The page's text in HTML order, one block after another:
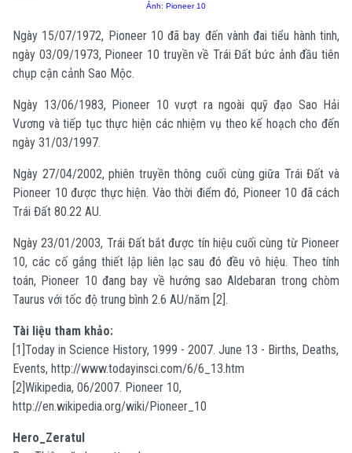
Ảnh: Pioneer 10
Ngày 15/07/1972, Pioneer 10 đã bay đến vành đai tiểu hành tinh,
ngày 03/09/1973, Pioneer 10 truyền về Trái Đất bức ảnh đầu tiên
chụp cận cảnh Sao Mộc.
Ngày 13/06/1983, Pioneer 10 vượt ra ngoài quỹ đạo Sao Hải
Vương và tiếp tục thực hiện các nhiệm vụ theo kế hoạch cho đến
ngày 31/03/1997.
Ngày 27/04/2002, phiên truyền thông cuối cùng giữa Trái Đất và
Pioneer 10 được thực hiện. Vào thời điểm đó, Pioneer 10 đã cách
Trái Đất 80.22 AU.
Ngày 23/01/2003, Trái Đất bắt được tín hiệu cuối cùng từ Pioneer
10, các cố gắng thiết lập liên lạc sau đó đều vô hiệu. Theo tính
toán, Pioneer 10 đang bay về hướng sao Aldebaran trong chòm
Taurus với tốc độ trung bình 2.6 AU/năm [2].
Tài liệu tham khảo:
[1]Today in Science History, 1999 - 2007. June 13 - Births, Deaths,
Events, http://www.todayinsci.com/6/6_13.htm
[2]Wikipedia, 06/2007. Pioneer 10,
http://en.wikipedia.org/wiki/Pioneer_10
Hero_Zeratul